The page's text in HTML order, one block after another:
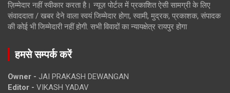
ज़िम्मेदार नहीं स्वीकार करता है। न्यूज़ पोर्टल में प्रकाशित ऐसी सामग्री के लिए
संवाददाता / खबर देने वाला स्वयं जिम्मेदार होगा, स्वामी, मुद्रक, प्रकाशक, संपादक
की कोई भी जिम्मेदारी नहीं होगी. सभी विवादों का न्यायक्षेत्र रायपुर होगा
हमसे सम्पर्क करें
Owner - JAI PRAKASH DEWANGAN
Editor - VIKASH YADAV